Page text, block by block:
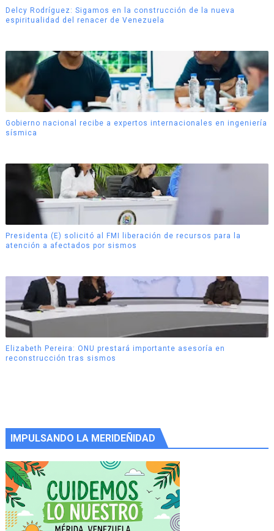
Delcy Rodríguez: Sigamos en la construcción de la nueva
espiritualidad del renacer de Venezuela
Gobierno nacional recibe a expertos internacionales en ingeniería
sísmica
Presidenta (E) solicitó al FMI liberación de recursos para la
atención a afectados por sismos
Elizabeth Pereira: ONU prestará importante asesoría en
reconstrucción tras sismos
IMPULSANDO LA MERIDEÑIDAD